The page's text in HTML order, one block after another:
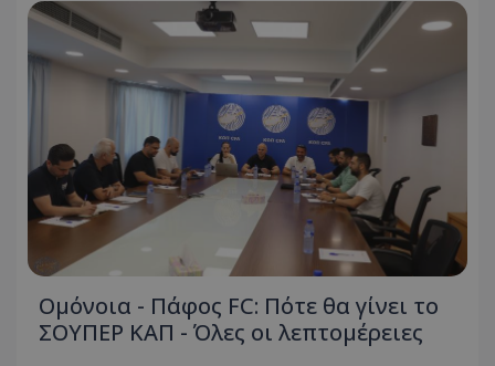
Ομόνοια - Πάφος FC: Πότε θα γίνει το
ΣΟΥΠΕΡ ΚΑΠ - Όλες οι λεπτομέρειες